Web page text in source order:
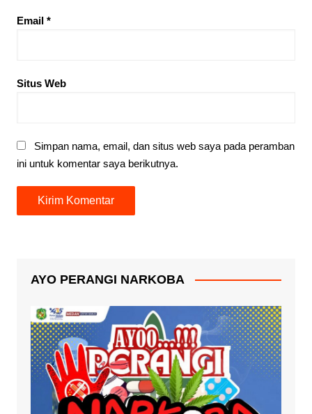
Email *
Situs Web
Simpan nama, email, dan situs web saya pada peramban
ini untuk komentar saya berikutnya.
AYO PERANGI NARKOBA